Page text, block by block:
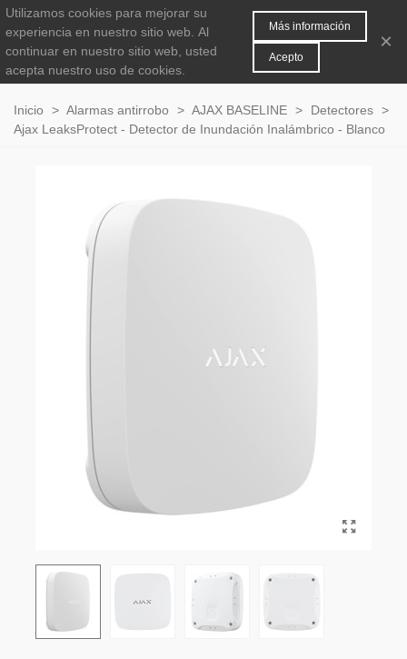
0
Inicio > Alarmas antirrobo > AJAX BASELINE > Detectores >
Ajax LeaksProtect - Detector de Inundación Inalámbrico - Blanco
Utilizamos cookies para mejorar su
experiencia en nuestro sitio web. Al
continuar en nuestro sitio web, usted
acepta nuestro uso de cookies.
Más información
Acepto
×